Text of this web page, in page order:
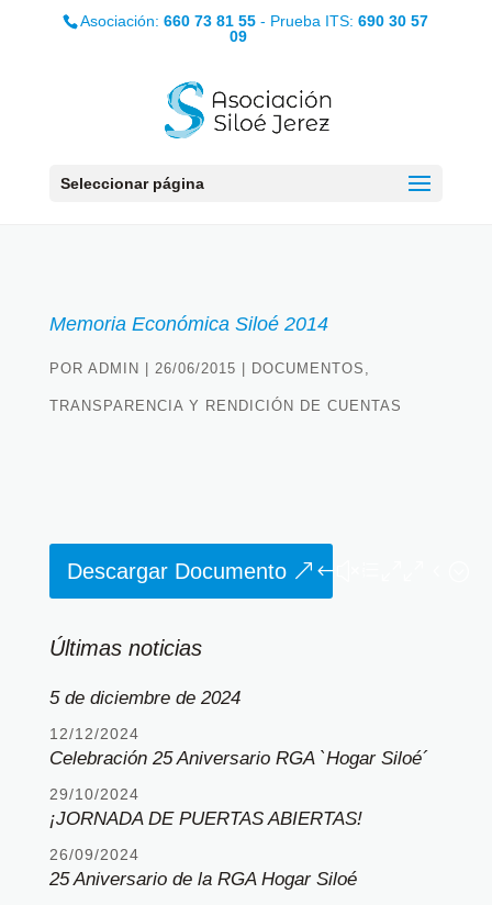
Asociación:660 73 81 55 - Prueba ITS:690 30 57
09
Seleccionar página
Memoria Económica Siloé 2014
POR ADMIN 26/06/2015 DOCUMENTOS ,
TRANSPARENCIA Y RENDICIÓN DE CUENTAS
Descargar Documento
Últimas noticias
5 de diciembre de 2024
12/12/2024
Celebración 25 Aniversario RGA `Hogar Siloé´
29/10/2024
¡JORNADA DE PUERTAS ABIERTAS!
26/09/2024
25 Aniversario de la RGA Hogar Siloé